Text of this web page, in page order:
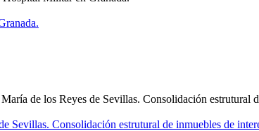
de los Reyes de Sevillas. Consolidación estrutural
Sevillas. Consolidación estrutural de inmuebles de